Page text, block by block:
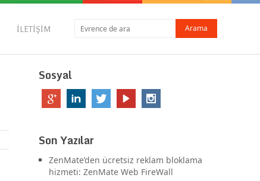
İLETIŞIM
Sosyal
Son Yazılar
ZenMate’den ücretsiz reklam bloklama
hizmeti: ZenMate Web FireWall